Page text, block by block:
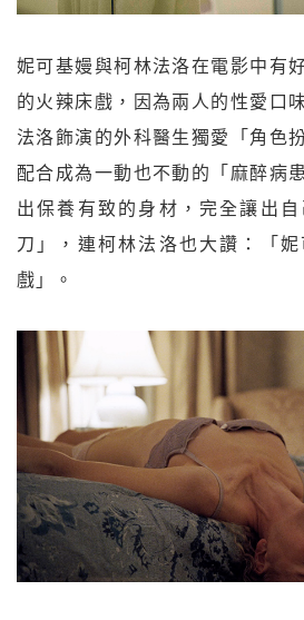
妮可基嫚與柯林法洛在電影中有
的火辣床戲，因為兩人的性愛口
法洛飾演的外科醫生獨愛「角色
配合成為一動也不動的「麻醉病
出保養有致的身材，完全讓出
刀」，連柯林法洛也大讚：「
戲」。